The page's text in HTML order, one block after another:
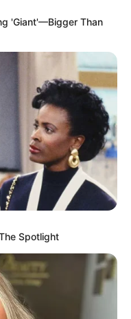
ΟΡΟΙ ΧΡΗΣΗΣ
'Giant'—Bigger Than
Spotlight